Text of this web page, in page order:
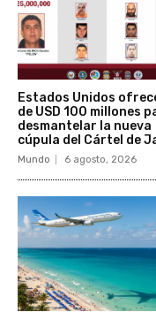
Estados Unidos
de USD 100 millones
desmantelar la nueva
cúpula del Cártel de
Mundo 6 agosto, 2026